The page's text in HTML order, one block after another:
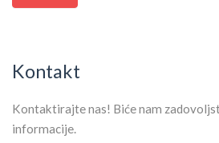
Kontakt
Kontaktirajte nas! Biće nam
informacije.